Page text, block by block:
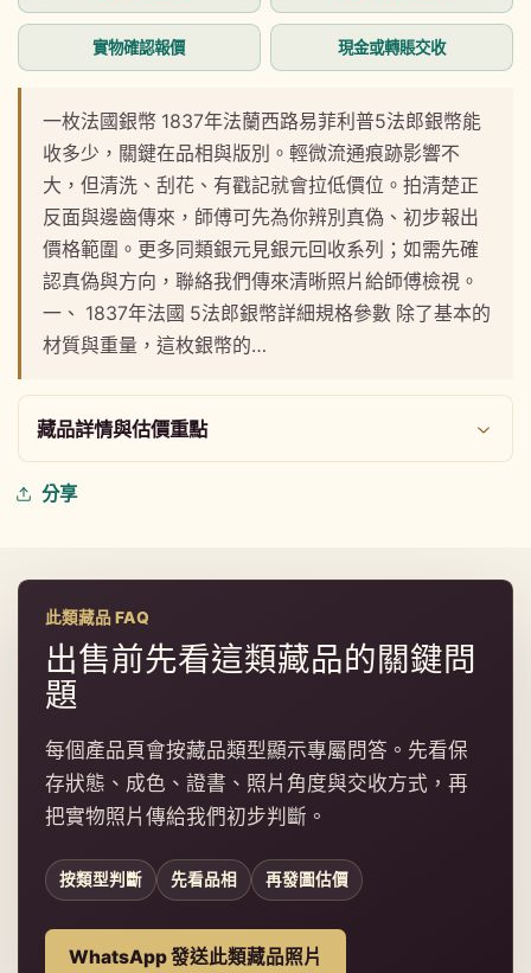
窗
體
檔
案
1
開
實物確認報價 現金或轉賬交收
一枚法國銀幣 1837年法蘭西路易菲利普5法郎銀幣能
收多少，關鍵在品相與版別。輕微流通痕跡影響不
大，但清洗、刮花、有戳記就會拉低價位。拍清楚正
反面與邊齒傳來，師傅可先為你辨別真偽、初步報出
價格範圍。更多同類銀元見銀元回收系列；如需先確
認真偽與方向，聯絡我們傳來清晰照片給師傅檢視。
一、 1837年法國 5法郎銀幣詳細規格參數 除了基本的
材質與重量，這枚銀幣的…
藏品詳情與估價重點
分享
此類藏品 FAQ
出售前先看這類藏品的關鍵問
題
每個產品頁會按藏品類型顯示專屬問答。先看保
存狀態、成色、證書、照片角度與交收方式，再
把實物照片傳給我們初步判斷。
按類型判斷 先看品相 再發圖估價
WhatsApp 發送此類藏品照片